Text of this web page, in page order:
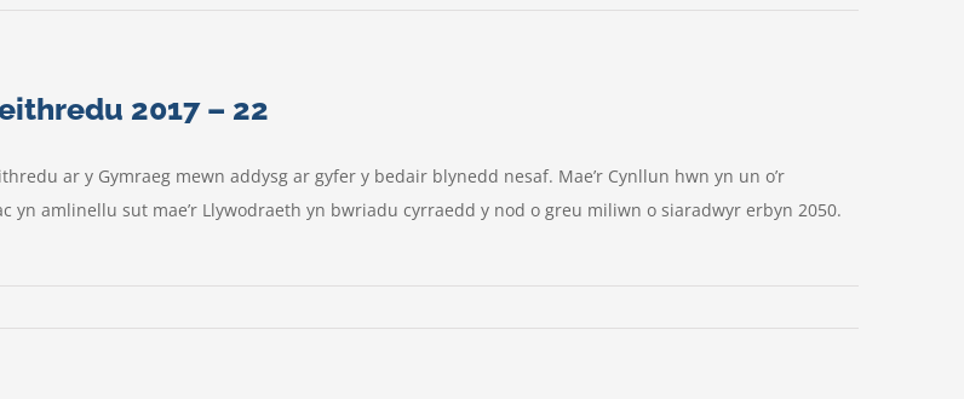
2017 – 22
ar y Gymraeg mewn addysg ar gyfer y bedair blynedd nesaf. Mae’r Cynllun hwn yn un o’r
yn amlinellu sut mae’r Llywodraeth yn bwriadu cyrraedd y nod o greu miliwn o siaradwyr erbyn 2050.